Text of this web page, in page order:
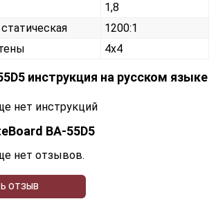
1,8
1200:1
4x4
инструкция на русском языке
нет инструкций
BA-55D5
нет отзывов.
ОТЗЫВ